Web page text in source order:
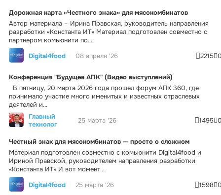
Дорожная карта «Честного знака» для мясокомбинатов
Автор материала – Ирина Правская, руководитель направления
разработки «Константа ИТ» Материал подготовлен совместно с
партнером комьюнити по...
Digital4food
08 апреля '26 2215
Конференция "Будущее АПК" (Видео выступлений)
В пятницу, 20 марта 2026 года прошел форум АПК 360, где
принимало участие много именитых и известных отраслевых
деятелей и...
Главный
технолог
25 марта '26 1495
Честный знак для мясокомбинатов — просто о сложном
Материал подготовлен совместно с комьюнити Digital4food и
Ириной Правской, руководителем направления разработки
«Константа ИТ» И вот момент...
Digital4food
25 марта '26 1598